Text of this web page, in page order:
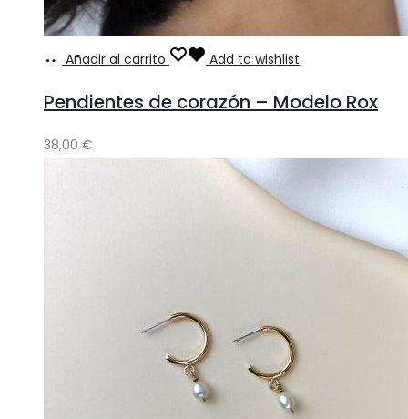
Añadir al carrito Add to wishlist
Pendientes de corazón – Modelo Rox
38,00 €